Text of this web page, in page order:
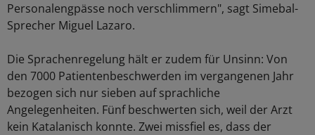
Personalengpässe noch verschlimmern", sagt Simebal-
Sprecher Miguel Lazaro.
Die Sprachenregelung hält er zudem für Unsinn: Von
den 7000 Patientenbeschwerden im vergangenen Jahr
bezogen sich nur sieben auf sprachliche
Angelegenheiten. Fünf beschwerten sich, weil der Arzt
kein Katalanisch konnte. Zwei missfiel es, dass der